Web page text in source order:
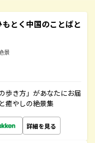
とく中国のことばと
景
歩き方」があなたにお届
癒やしの絶景集
詳細を見る